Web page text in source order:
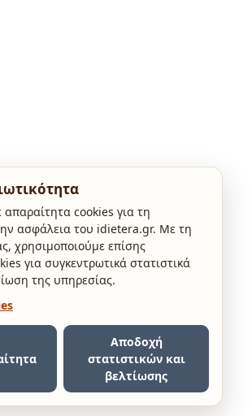
cookies για τη
ασφάλεια του idietera.gr. Με τη
χρησιμοποιούμε επίσης
για συγκεντρωτικά στατιστικά
της υπηρεσίας.
Αποδοχή
στατιστικών και
βελτίωσης